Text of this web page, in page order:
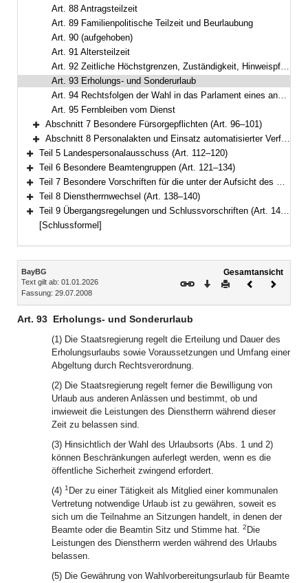
Art. 88 Antragsteilzeit
Art. 89 Familienpolitische Teilzeit und Beurlaubung
Art. 90 (aufgehoben)
Art. 91 Altersteilzeit
Art. 92 Zeitliche Höchstgrenzen, Zuständigkeit, Hinweispflicht
Art. 93 Erholungs- und Sonderurlaub
Art. 94 Rechtsfolgen der Wahl in das Parlament eines anderen Landes
Art. 95 Fernbleiben vom Dienst
Bereich erweitern
Abschnitt 7 Besondere Fürsorgepflichten (Art. 96–101)
Bereich erweitern
Abschnitt 8 Personalakten und Einsatz automatisierter Verfahren (Art. 102–111)
Bereich erweitern
Teil 5 Landespersonalausschuss (Art. 112–120)
Bereich erweitern
Teil 6 Besondere Beamtengruppen (Art. 121–134)
Bereich erweitern
Teil 7 Besondere Vorschriften für die unter der Aufsicht des Staates stehenden Körperschaften, Anstalten und Stiftungen des öffentlichen Rechts (Art. 135–137)
Bereich erweitern
Teil 8 Dienstherrnwechsel (Art. 138–140)
Bereich erweitern
Teil 9 Übergangsregelungen und Schlussvorschriften (Art. 141–147)
[Schlussformel]
Inhalt
BayBG
Text gilt ab: 01.01.2026
Fassung: 29.07.2008
Gesamtansicht
Download
DruckenVorheriges
Art. 93 Erholungs- und Sonderurlaub
(1) Die Staatsregierung regelt die Erteilung und Dauer des
Erholungsurlaubs sowie Voraussetzungen und Umfang einer
Abgeltung durch Rechtsverordnung.
(2) Die Staatsregierung regelt ferner die Bewilligung von
Urlaub aus anderen Anlässen und bestimmt, ob und
inwieweit die Leistungen des Dienstherrn während dieser
Zeit zu belassen sind.
(3) Hinsichtlich der Wahl des Urlaubsorts (Abs. 1 und 2)
können Beschränkungen auferlegt werden, wenn es die
öffentliche Sicherheit zwingend erfordert.
(4) 1 Der zu einer Tätigkeit als Mitglied einer kommunalen
Vertretung notwendige Urlaub ist zu gewähren, soweit es
sich um die Teilnahme an Sitzungen handelt, in denen der
Beamte oder die Beamtin Sitz und Stimme hat. 2 Die
Leistungen des Dienstherrn werden während des Urlaubs
belassen.
(5) Die Gewährung von Wahlvorbereitungsurlaub für Beamte